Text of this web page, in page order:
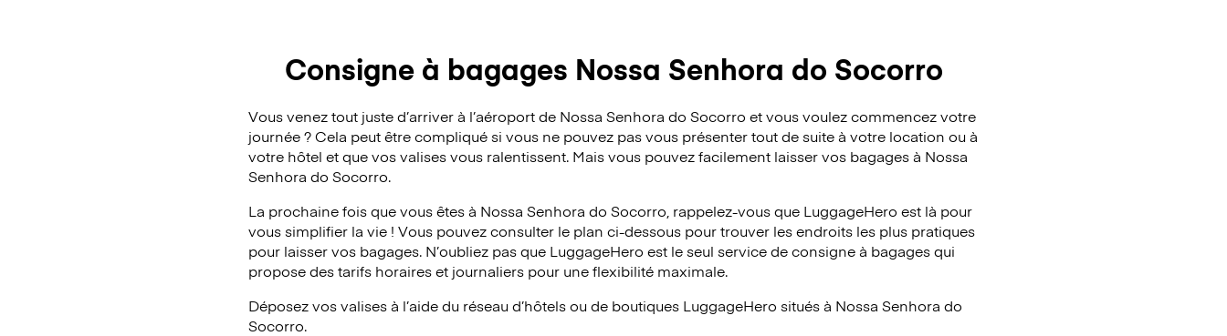
Consigne à bagages Nossa Senhora do Socorro
Vous venez tout juste d’arriver à l’aéroport de Nossa Senhora do Socorro et vous voulez commencez votre
journée ? Cela peut être compliqué si vous ne pouvez pas vous présenter tout de suite à votre location ou à
votre hôtel et que vos valises vous ralentissent. Mais vous pouvez facilement laisser vos bagages à Nossa
Senhora do Socorro.
La prochaine fois que vous êtes à Nossa Senhora do Socorro, rappelez-vous que LuggageHero est là pour
vous simplifier la vie ! Vous pouvez consulter le plan ci-dessous pour trouver les endroits les plus pratiques
pour laisser vos bagages. N’oubliez pas que LuggageHero est le seul service de consigne à bagages qui
propose des tarifs horaires et journaliers pour une flexibilité maximale.
Déposez vos valises à l’aide du réseau d’hôtels ou de boutiques LuggageHero situés à Nossa Senhora do
Socorro.